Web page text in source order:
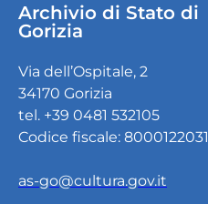
Archivio di Stato di
Gorizia
Via dell’Ospitale, 2
34170 Gorizia
tel. +39 0481 532105
Codice fiscale: 8000122031
as-go@cultura.gov.it